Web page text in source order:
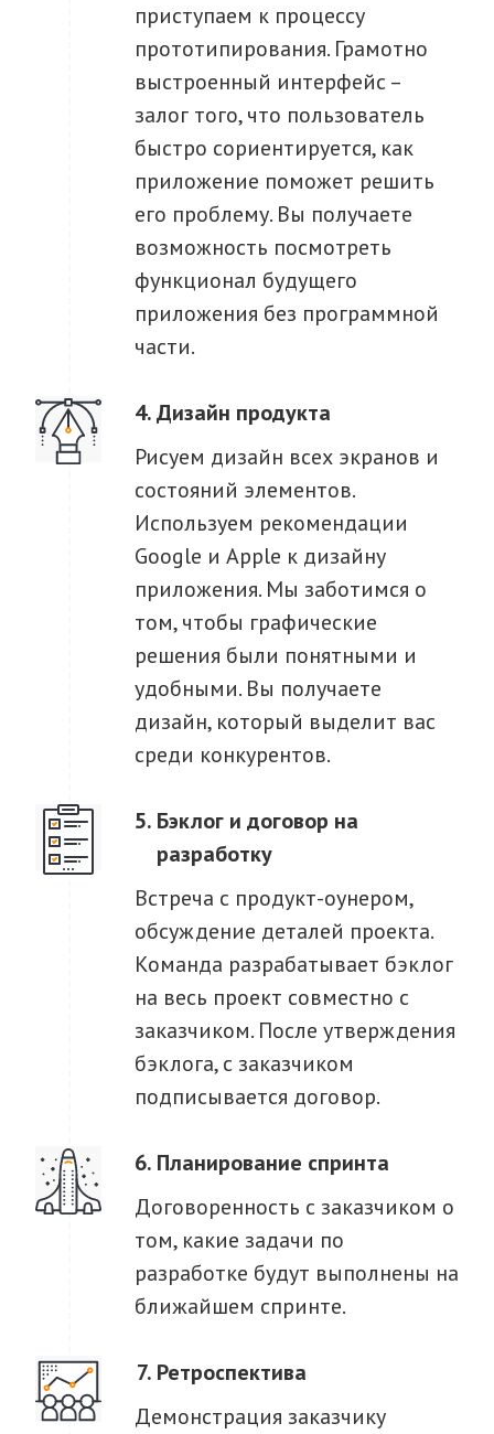
приступаем к процессу
прототипирования. Грамотно
выстроенный интерфейс –
залог того, что пользователь
быстро сориентируется, как
приложение поможет решить
его проблему. Вы получаете
возможность посмотреть
функционал будущего
приложения без программной
части.
Дизайн продукта
Рисуем дизайн всех экранов и
состояний элементов.
Используем рекомендации
Google и Apple к дизайну
приложения. Мы заботимся о
том, чтобы графические
решения были понятными и
удобными. Вы получаете
дизайн, который выделит вас
среди конкурентов.
Бэклог и договор на
разработку
Встреча с продукт-оунером,
обсуждение деталей проекта.
Команда разрабатывает бэклог
на весь проект совместно с
заказчиком. После утверждения
бэклога, с заказчиком
подписывается договор.
Планирование спринта
Договоренность с заказчиком о
том, какие задачи по
разработке будут выполнены на
ближайшем спринте.
Ретроспектива
Демонстрация заказчику